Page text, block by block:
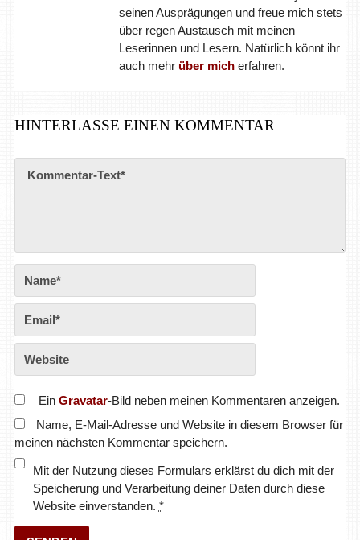
seinen Ausprägungen und freue mich stets
über regen Austausch mit meinen
Leserinnen und Lesern. Natürlich könnt ihr
auch mehr über micherfahren.
HINTERLASSE EINEN KOMMENTAR
Ein Gravatar-Bild neben meinen Kommentaren anzeigen.
Name, E-Mail-Adresse und Website in diesem Browser für
meinen nächsten Kommentar speichern.
Mit der Nutzung dieses Formulars erklärst du dich mit der
Speicherung und Verarbeitung deiner Daten durch diese
Website einverstanden. *